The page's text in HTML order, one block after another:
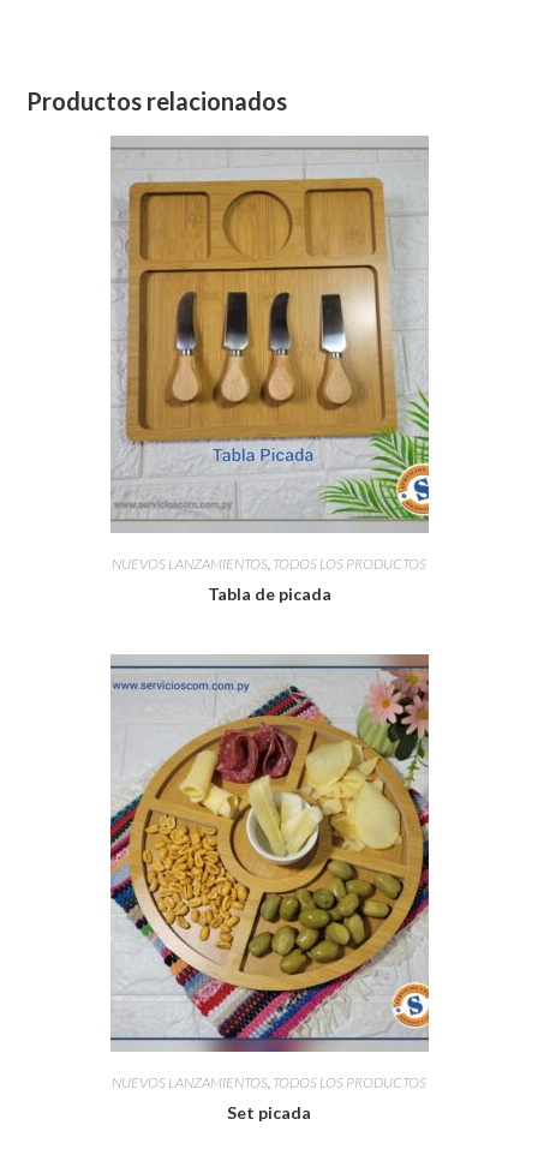
Productos relacionados
NUEVOS LANZAMIENTOS, TODOS LOS PRODUCTOS
Tabla de picada
NUEVOS LANZAMIENTOS TODOS LOS PRODUCTOS
Set picada